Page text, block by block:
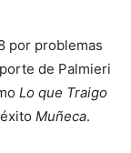
por problemas
de Palmieri
Lo que Traigo
Muñeca.